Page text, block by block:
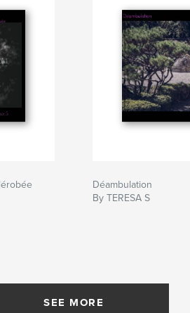
Déambulation
By TERESA S
SEE MORE